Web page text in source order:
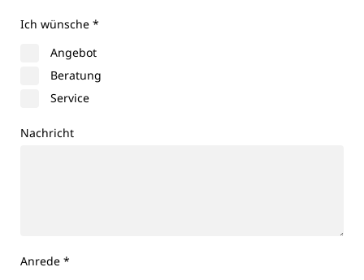
Ich wünsche *
Angebot
Beratung
Service
Nachricht
Anrede *